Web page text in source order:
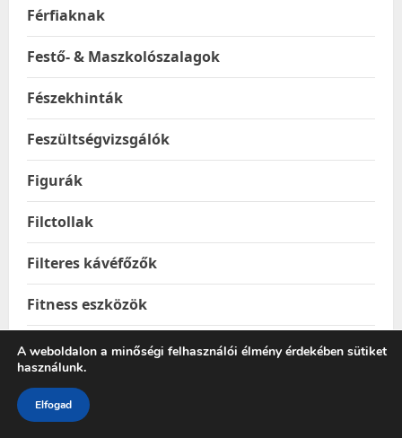
Férfiaknak
Festő- & Maszkolószalagok
Fészekhinták
Feszültségvizsgálók
Figurák
Filctollak
Filteres kávéfőzők
Fitness eszközök
Fitness labdák
Foci és kézilabdakapuk
Fogasok
A weboldalon a minőségi felhasználói élmény érdekében sütiket
használunk.
Elfogad